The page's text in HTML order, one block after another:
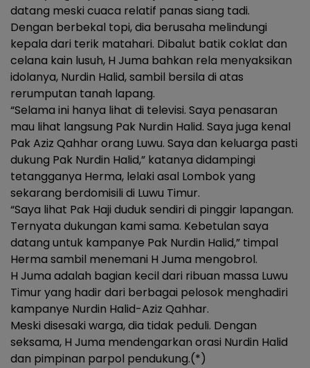
datang meski cuaca relatif panas siang tadi.
Dengan berbekal topi, dia berusaha melindungi
kepala dari terik matahari. Dibalut batik coklat dan
celana kain lusuh, H Juma bahkan rela menyaksikan
idolanya, Nurdin Halid, sambil bersila di atas
rerumputan tanah lapang.
“Selama ini hanya lihat di televisi. Saya penasaran
mau lihat langsung Pak Nurdin Halid. Saya juga kenal
Pak Aziz Qahhar orang Luwu. Saya dan keluarga pasti
dukung Pak Nurdin Halid,” katanya didampingi
tetangganya Herma, lelaki asal Lombok yang
sekarang berdomisili di Luwu Timur.
“Saya lihat Pak Haji duduk sendiri di pinggir lapangan.
Ternyata dukungan kami sama. Kebetulan saya
datang untuk kampanye Pak Nurdin Halid,” timpal
Herma sambil menemani H Juma mengobrol.
H Juma adalah bagian kecil dari ribuan massa Luwu
Timur yang hadir dari berbagai pelosok menghadiri
kampanye Nurdin Halid-Aziz Qahhar.
Meski disesaki warga, dia tidak peduli. Dengan
seksama, H Juma mendengarkan orasi Nurdin Halid
dan pimpinan parpol pendukung.(*)